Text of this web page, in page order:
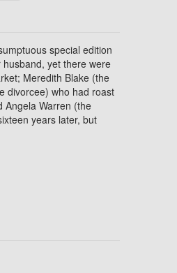
special edition
yet there were
Meredith Blake (the
divorcee) who had roast
Angela Warren (the
years later, but